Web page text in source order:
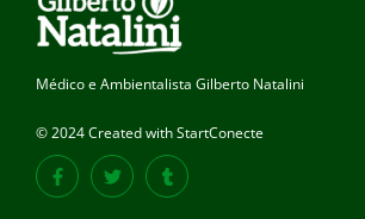
Médico e Ambientalista Gilberto Natalini
© 2024 Created with StartConecte